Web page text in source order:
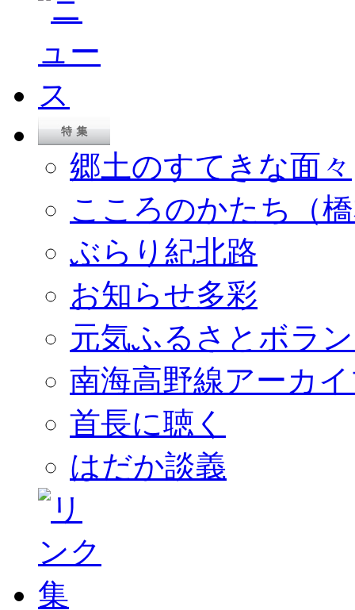
郷土のすてきな面々
こころのかたち（
ぶらり紀北路
お知らせ多彩
元気ふるさとボラ
南海高野線アーカ
首長に聴く
はだか談義